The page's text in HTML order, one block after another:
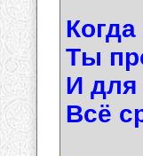
Ты
И
Всё